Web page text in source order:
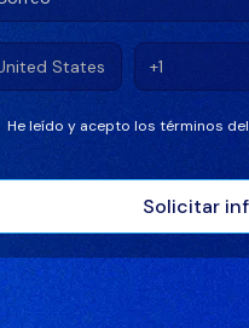
He leído y acepto los términos del